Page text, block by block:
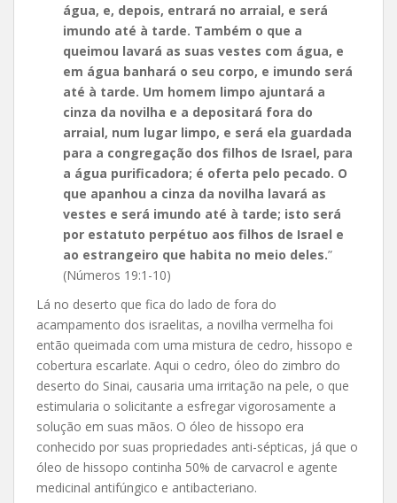
água, e, depois, entrará no arraial, e será
imundo até à tarde. Também o que a
queimou lavará as suas vestes com água, e
em água banhará o seu corpo, e imundo será
até à tarde. Um homem limpo ajuntará a
cinza da novilha e a depositará fora do
arraial, num lugar limpo, e será ela guardada
para a congregação dos filhos de Israel, para
a água purificadora; é oferta pelo pecado. O
que apanhou a cinza da novilha lavará as
vestes e será imundo até à tarde; isto será
por estatuto perpétuo aos filhos de Israel e
ao estrangeiro que habita no meio deles.”
(Números 19:1-10)
Lá no deserto que fica do lado de fora do
acampamento dos israelitas, a novilha vermelha foi
então queimada com uma mistura de cedro, hissopo e
cobertura escarlate. Aqui o cedro, óleo do zimbro do
deserto do Sinai, causaria uma irritação na pele, o que
estimularia o solicitante a esfregar vigorosamente a
solução em suas mãos. O óleo de hissopo era
conhecido por suas propriedades anti-sépticas, já que o
óleo de hissopo continha 50% de carvacrol e agente
medicinal antifúngico e antibacteriano.